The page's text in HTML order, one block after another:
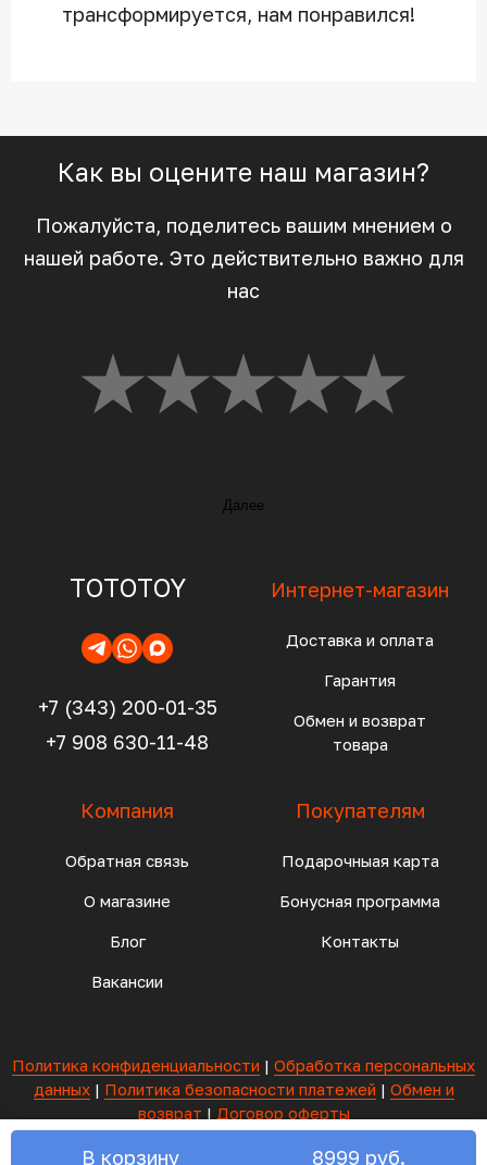
В корзину 8999 руб.
трансформируется, нам понравился!
Как вы оцените наш магазин?
Пожалуйста, поделитесь вашим мнением о
нашей работе. Это действительно важно для
нас
Далее
TOTOTOY
+7 (343) 200-01-35
+7 908 630-11-48
Интернет-магазин
Доставка и оплата
Гарантия
Обмен и возврат
товара
Компания
Обратная связь
О магазине
Блог
Вакансии
Покупателям
Подарочныая карта
Бонусная программа
Контакты
Политика конфиденциальности | Обработка персональных
данных| Политика безопасности платежей | Обмен и
возврат | Договор оферты
ИП Айванто Андрей Петрович ИНН 673215003011
ОГРНИП 320673200021778